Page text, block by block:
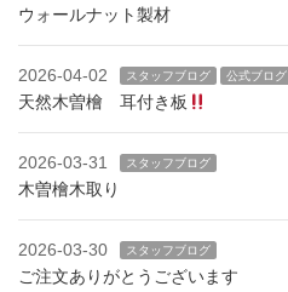
ウォールナット製材
2026-04-02 スタッフブログ 公式ブログ
天然木曽檜 耳付き板
2026-03-31 スタッフブログ
木曽檜木取り
2026-03-30 スタッフブログ
ご注文ありがとうございます